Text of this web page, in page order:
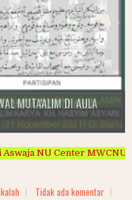
MUTA ALIM DI AULA
MUTA'ALIM DI AULA
Fadhilah
Ngelo
NU Center MWCNU
Tidak ada komentar